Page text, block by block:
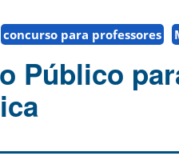
concurso para professores
Público